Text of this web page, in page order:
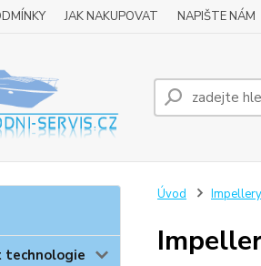
JAK NAKUPOVAT NAPIŠTE NÁM
technologie
Úvod Impellery